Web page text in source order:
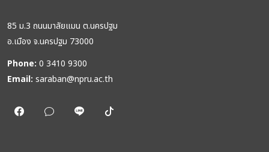
85 ม.3 ถนนมาลัยแมน ต.นครปฐม
อ.เมือง จ.นครปฐม 73000
Phone: 0 3410 9300
Email: saraban@npru.ac.th